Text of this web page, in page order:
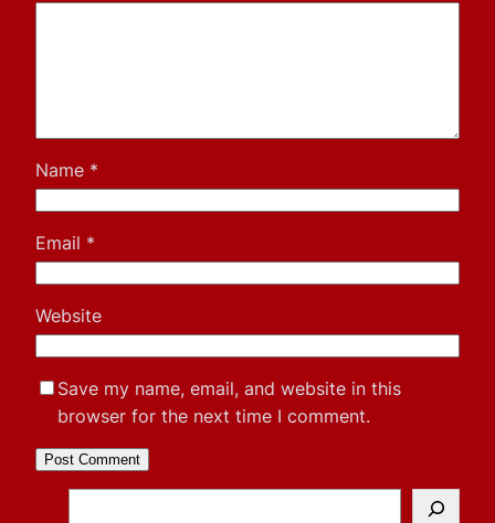
Name *
Email *
Website
Save my name, email, and website in this
browser for the next time I comment.